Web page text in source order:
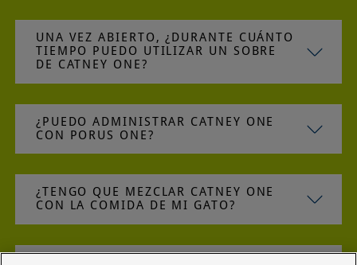
UNA VEZ ABIERTO, ¿DURANTE CUÁNTO
TIEMPO PUEDO UTILIZAR UN SOBRE
DE CATNEY ONE?
¿PUEDO ADMINISTRAR CATNEY ONE
CON PORUS ONE?
¿TENGO QUE MEZCLAR CATNEY ONE
CON LA COMIDA DE MI GATO?